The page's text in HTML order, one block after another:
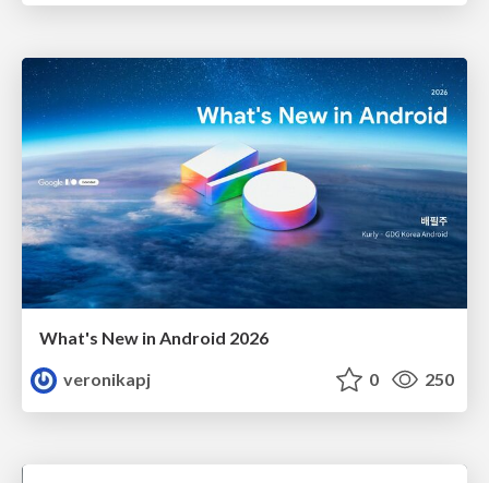
What's New in Android 2026
veronikapj
0 250